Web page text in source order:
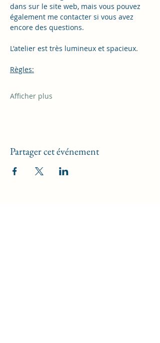
dans sur le site web, mais vous pouvez
également me contacter si vous avez
encore des questions.
L'atelier est très lumineux et spacieux.
Règles:
Afficher plus
Partager cet événement